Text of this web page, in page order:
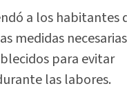
a los habitantes
medidas
para evitar
las labores.